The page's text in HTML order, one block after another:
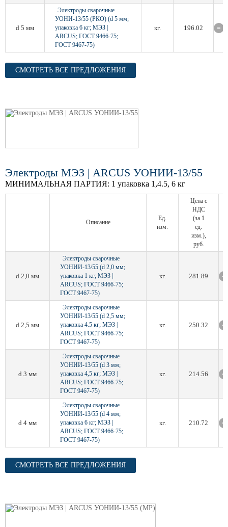
d 5 мм
Электроды сварочные
УОНИ-13/55 (РКО) (d 5 мм;
упаковка 6 кг; МЭЗ |
ARCUS; ГОСТ 9466-75;
ГОСТ 9467-75)
кг. 196.02
СМОТРЕТЬ ВСЕ ПРЕДЛОЖЕНИЯ
Электроды МЭЗ | ARCUS УОНИИ-13/55
МИНИМАЛЬНАЯ ПАРТИЯ: 1 упаковка 1,4.5, 6 кг
Описание
Ед.
изм.
Цена с
НДС
(за 1
ед.
изм.),
руб.
d 2,0 мм
Электроды сварочные
УОНИИ-13/55 (d 2,0 мм;
упаковка 1 кг; МЭЗ |
ARCUS; ГОСТ 9466-75;
ГОСТ 9467-75)
кг. 281.89
d 2,5 мм
Электроды сварочные
УОНИИ-13/55 (d 2,5 мм;
упаковка 4.5 кг; МЭЗ |
ARCUS; ГОСТ 9466-75;
ГОСТ 9467-75)
кг. 250.32
d 3 мм
Электроды сварочные
УОНИИ-13/55 (d 3 мм;
упаковка 4,5 кг; МЭЗ |
ARCUS; ГОСТ 9466-75;
ГОСТ 9467-75)
кг. 214.56
d 4 мм
Электроды сварочные
УОНИИ-13/55 (d 4 мм;
упаковка 6 кг; МЭЗ |
ARCUS; ГОСТ 9466-75;
ГОСТ 9467-75)
кг. 210.72
СМОТРЕТЬ ВСЕ ПРЕДЛОЖЕНИЯ